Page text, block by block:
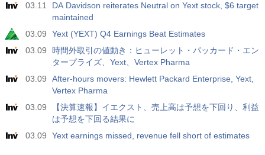
03.11
DA Davidson reiterates Neutral on Yext stock, $6 target
maintained
03.09
Yext (YEXT) Q4 Earnings Beat Estimates
03.09
時間外取引の値動き：ヒューレット・パッカード・エン
タープライズ、Yext、Vertex Pharma
03.09
After-hours movers: Hewlett Packard Enterprise, Yext,
Vertex Pharma
03.09
【決算速報】イエクスト、売上高は予想を下回り、利益
は予想を下回る結果に
03.09
Yext earnings missed, revenue fell short of estimates